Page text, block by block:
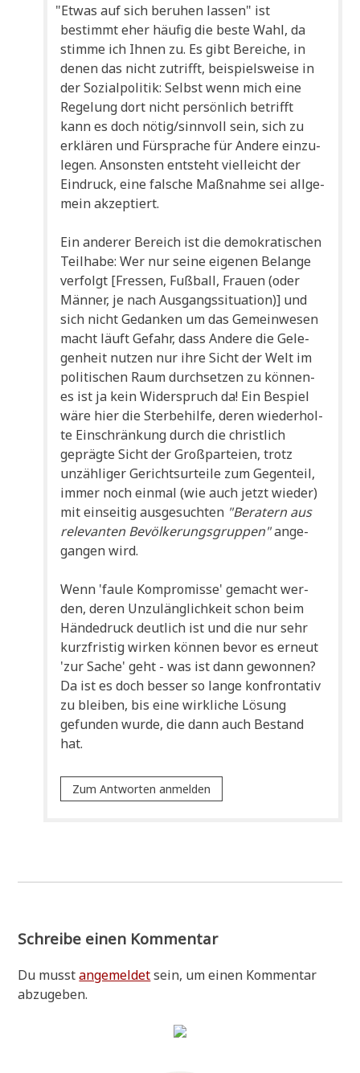
"Etwas auf sich beru­hen las­sen" ist
bestimmt eher häu­fig die beste Wahl, da
stim­me ich Ihnen zu. Es gibt Berei­che, in
denen das nicht zutrifft, bei­spiels­wei­se in
der Sozi­al­po­li­tik: Selbst wenn mich eine
Rege­lung dort nicht per­sön­lich betrifft
kann es doch nötig/sinnvoll sein, sich zu
erklä­ren und Für­spra­che für Ande­re ein­zu­
le­gen. Anson­sten ent­steht viel­leicht der
Ein­druck, eine fal­sche Maß­nah­me sei all­ge­
mein akzeptiert.
Ein ande­rer Bereich ist die demo­kra­ti­schen
Teil­ha­be: Wer nur sei­ne eige­nen Belan­ge
ver­folgt [Fres­sen, Fuß­ball, Frau­en (oder
Män­ner, je nach Aus­gangs­si­tua­ti­on)] und
sich nicht Gedan­ken um das Gemein­we­sen
macht läuft Gefahr, dass Ande­re die Gele­
gen­heit nut­zen nur ihre Sicht der Welt im
poli­ti­schen Raum durch­set­zen zu kön­nen-
es ist ja kein Wider­spruch da! Ein Bespiel
wäre hier die Ster­be­hil­fe, deren wie­der­hol­
te Ein­schrän­kung durch die christ­lich
gepräg­te Sicht der Groß­par­tei­en, trotz
unzäh­li­ger Gerichts­ur­tei­le zum Gegen­teil,
immer noch ein­mal (wie auch jetzt wie­der)
mit ein­sei­tig aus­ge­such­ten "Bera­tern aus
rele­van­ten Bevöl­ke­rungs­grup­pen"ange­
gan­gen wird.
Wenn 'fau­le Kom­pro­mis­se' gemacht wer­
den, deren Unzu­läng­lich­keit schon beim
Hän­de­druck deut­lich ist und die nur sehr
kurz­fri­stig wir­ken kön­nen bevor es erneut
'zur Sache' geht - was ist dann gewon­nen?
Da ist es doch bes­ser so lan­ge kon­fron­ta­tiv
zu blei­ben, bis eine wirk­li­che Lösung
gefun­den wur­de, die dann auch Bestand
hat.
Zum Antworten anmelden
Schreibe einen Kommentar
Du musstangemeldetsein, um einen Kommentar
abzugeben.